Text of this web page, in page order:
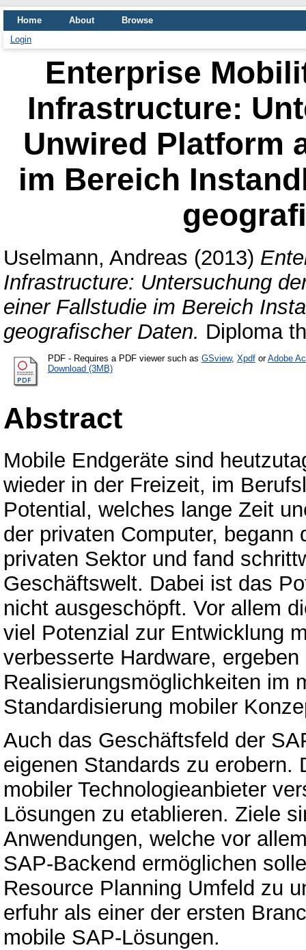
Home About
Browse
Login
Enterprise
Infrastructure:
Unwired Platform
im Bereich
Uselmann, Andreas (2013)
Infrastructure: Untersuchung
einer Fallstudie im Bereich
geografischer Daten. Diploma
PDF- Requires a PDF viewer such as GSview, XpdforAdobe
Download (3MB)
Abstract
Mobile Endgeräte sind
wieder in der Freizeit, im
Potential, welches lange Zeit
der privaten Computer, begann
privaten Sektor und fand
Geschäftswelt. Dabei ist das
nicht ausgeschöpft. Vor allem
viel Potenzial zur Entwicklung
verbesserte Hardware,
Realisierungsmöglichkeiten im
Standardisierung mobiler
Auch das Geschäftsfeld der
eigenen Standards zu erobern.
mobiler Technologieanbieter
Lösungen zu etablieren. Ziele
Anwendungen, welche vor
SAP-Backend ermöglichen
Resource Planning Umfeld zu
erfuhr als einer der ersten
mobile SAP-Lösungen.